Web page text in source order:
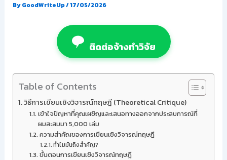
ByGoodWriteUp/17/05/2026
ติดต่อจ้างทำวิจัย
Table of Contents
วิธีการเขียนเชิงวิจารณ์ทฤษฎี (Theoretical Critique)
เข้าใจปัญหาที่คุณเผชิญและเสนอทางออกจากประสบการณ์ที่
ผมสะสมมา 5,000 เล่ม
ความสำคัญของการเขียนเชิงวิจารณ์ทฤษฎี
ทำไมมันถึงสำคัญ?
ขั้นตอนการเขียนเชิงวิจารณ์ทฤษฎี